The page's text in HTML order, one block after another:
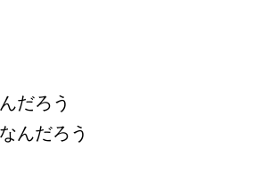
だろう
んだろう